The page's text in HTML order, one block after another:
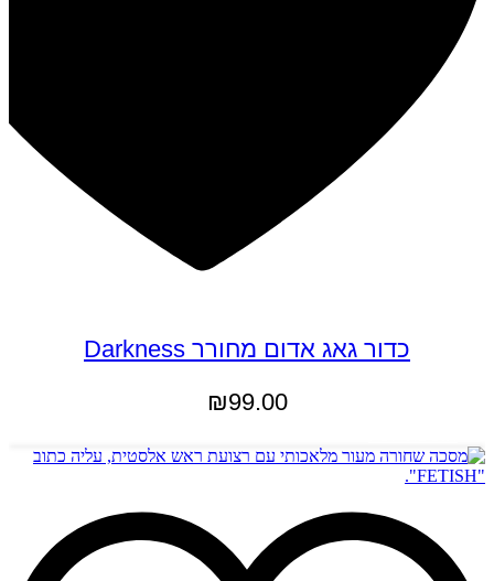
כדור גאג אדום מחורר Darkness
₪99.00